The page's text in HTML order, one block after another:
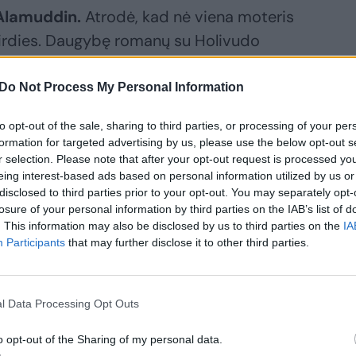
Do Not Process My Personal Information
opt-out of the sale, sharing to third parties, or processing of your
for targeted advertising by us, please use the below opt-out
selection. Please note that after your opt-out request is processed
interest-based ads based on personal information utilized by us
to third parties prior to your opt-out. You may separately
of your personal information by third parties on the IAB’s list of
This information may also be disclosed by us to third parties on the
Participants that may further disclose it to other third parties.
Data Processing Opt Outs
opt-out of the Sharing of my personal data.
Atrodė, kad nė viena moteris
Daugybę romanų su Holivudo
Zellweger ir Kelly Preston, užmezgęs
įtikėjo, kad jam kur kas malonesnė
dar vienos potencialios
į drauges aktorius rinkdavosi
moteris.
ųjų susitikinėjo su italų modeliu
šalia išvaizdaus vyro, bet vos pravėrusi